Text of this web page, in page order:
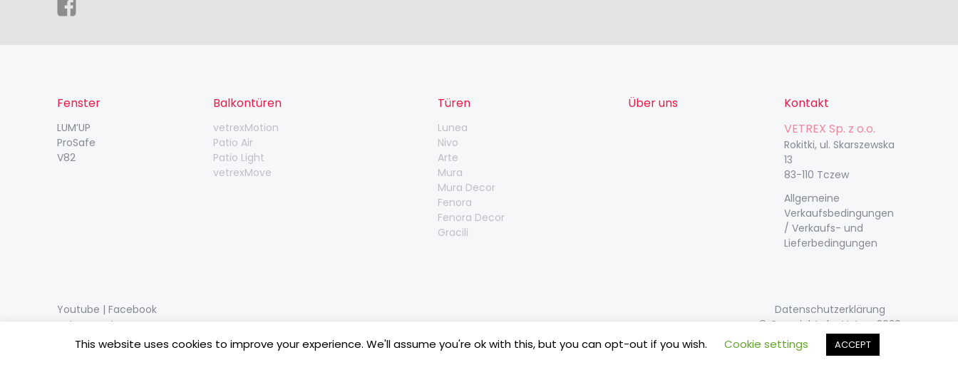
Fenster
LUM’UP
ProSafe
V82
Balkontüren
vetrexMotion
Patio Air
Patio Light
vetrexMove
Türen
Lunea
Nivo
Arte
Mura
Mura Decor
Fenora
Fenora Decor
Gracili
Über uns
Kontakt
VETREX Sp. z o.o.
Rokitki, ul. Skarszewska
13
83-110 Tczew
Allgemeine
Verkaufsbedingungen
/ Verkaufs- und
Lieferbedingungen
Youtube | Facebook
vetrex@vetrex.com
Datenschutzerklärung
© Copyrights by Vetrex 2020
This website uses cookies to improve your experience. We'll assume you're ok with this, but you can opt-out if you wish. Cookie settings ACCEPT